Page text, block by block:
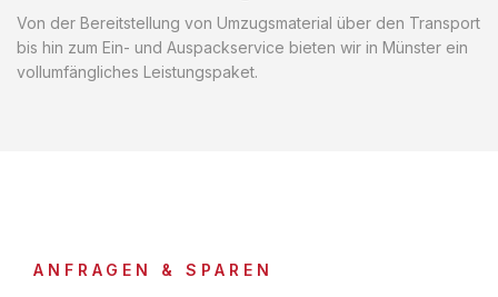
Von der Bereitstellung von Umzugsmaterial über den Transport
bis hin zum Ein- und Auspackservice bieten wir in Münster ein
vollumfängliches Leistungspaket.
ANFRAGEN & SPAREN